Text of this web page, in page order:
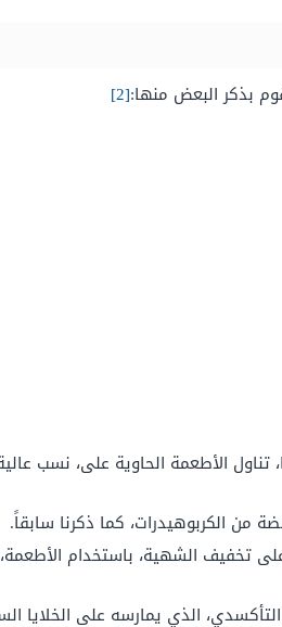
بذكر البعض منها:[2]
الأطعمة الحاوية على، نسب
من الكربوهيدرات، كما ذكرنا سابقاً.
على تخفيف الشهية، باستخدام
الذي يمارسه على الخلايا